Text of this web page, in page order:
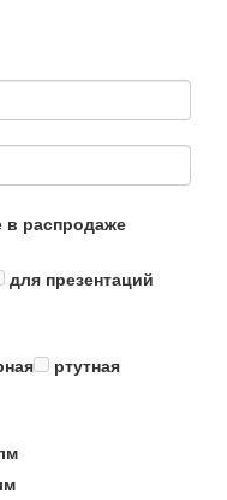
распродаже
для презентаций
ртутная